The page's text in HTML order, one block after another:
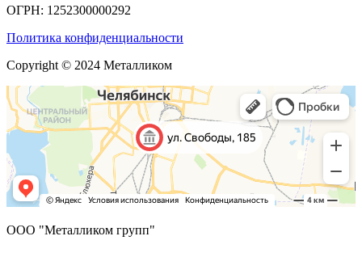
ОГРН: 1252300000292
Политика конфиденциальности
Copyright © 2024 Металликом
ООО "Металликом групп"